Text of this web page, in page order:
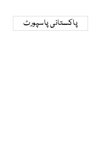
پاکستانی پاسپورٹ